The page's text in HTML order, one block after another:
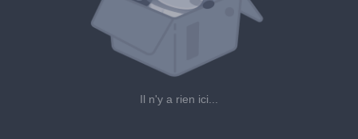
Il n'y a rien ici...